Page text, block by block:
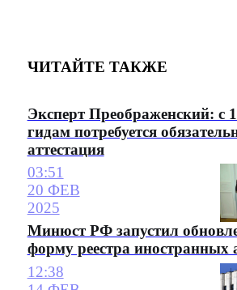
ЧИТАЙТЕ ТАКЖЕ
Эксперт Преображенский: с
гидам потребуется
аттестация
03:51
20 ФЕВ
2025
Минюст РФ запустил
форму реестра иностранных
12:38